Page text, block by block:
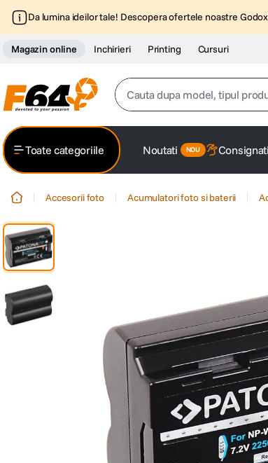
Da lumina ideilor tale! Descopera ofertele noastre
Magazin online Inchirieri Printing Cursuri
Cauta dupa model, tipul
2 . trepied
6. canon sx740 hs
card memorie
sony fx
dji mic mini
Toate categoriile Noutati
Accesorii foto Acumulatori foto si baterii